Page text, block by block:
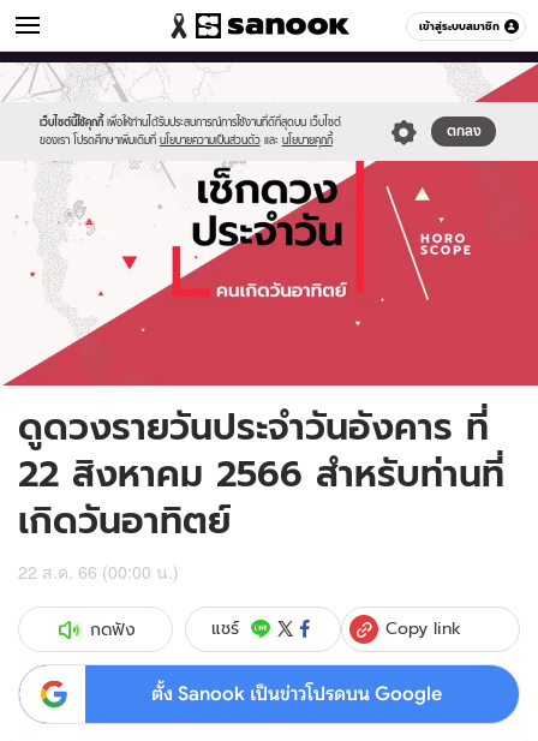
เข้าสู่ระบบสมาชิก
ดูดวง หมวดอื่นๆ
เว็บไซต์นี้ใช้คุกกี้ เพื่อให้ท่านได้รับประสบการณ์การใช้งานที่ดีที่สุดบน เว็บไซต์
ของเรา โปรดศึกษาเพิ่มเติมที่ นโยบายความเป็นส่วนตัว และ นโยบายคุกกี้
ตกลง
Sanook
//s.isanook.com/sr/0/images/logo-
new-
sanook.png
600
60
//s.isanook.com/ho/0/ud/fxd/day/daily-
horoscope-
sunday.jpg
ดูดวงรายวันประจำวันอังคาร ที่
22 สิงหาคม 2566 สำหรับท่านที่
เกิดวันอาทิตย์
22 ส.ค. 66 (00:00 น.)
กดฟัง แชร์ Copy link
ตั้ง Sanook เป็นข่าวโปรดบน Google